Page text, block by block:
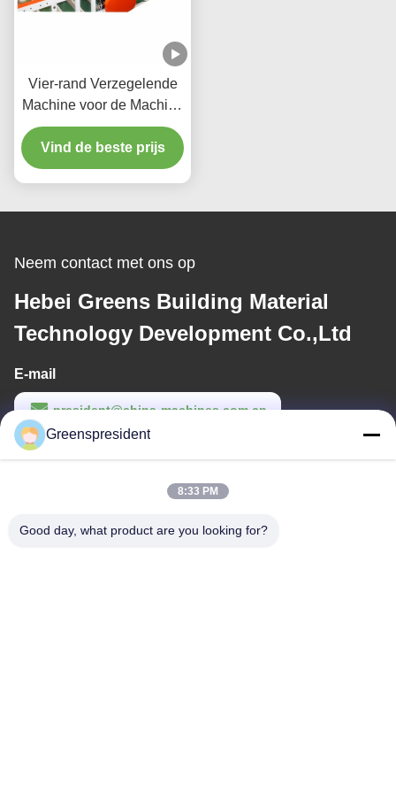
Vier-rand Verzegelende
Machine voor de Machine
van Lmaination van het
Gipsplafond
Vind de beste prijs
Neem contact met ons op
Hebei Greens Building Material
Technology Development Co.,Ltd
E-mail
president@china-machines.com.cn
Werktijd
Greenspresident
8:33 PM
Good day, what product are you looking for?